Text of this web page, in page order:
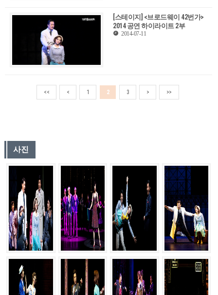
[스테이지] <브로드웨이 42번가>
2014 공연 하이라이트 2부
2014-07-11
<< < 1 2 3 > >>
사진